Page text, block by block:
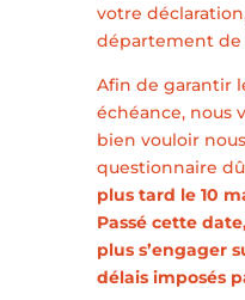
votre
département de
Afin de garantir
échéance, nous
bien vouloir
questionnaire
plus tard le 10
Passé cette
plus s’engager
délais imposés